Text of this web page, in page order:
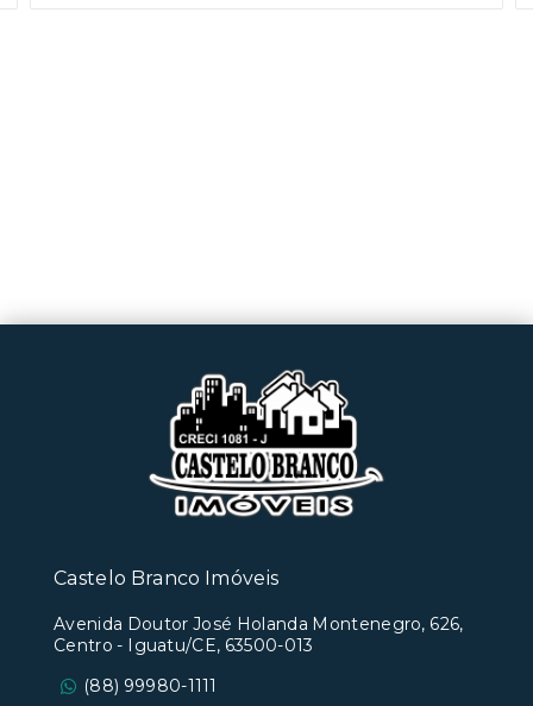
Castelo Branco Imóveis
Avenida Doutor José Holanda Montenegro, 626,
Centro - Iguatu/CE, 63500-013
(88) 99980-1111